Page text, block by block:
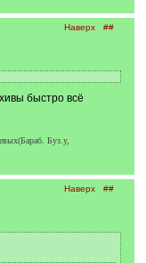
Наверх ##
быстро всё
Буз.у,
Наверх ##